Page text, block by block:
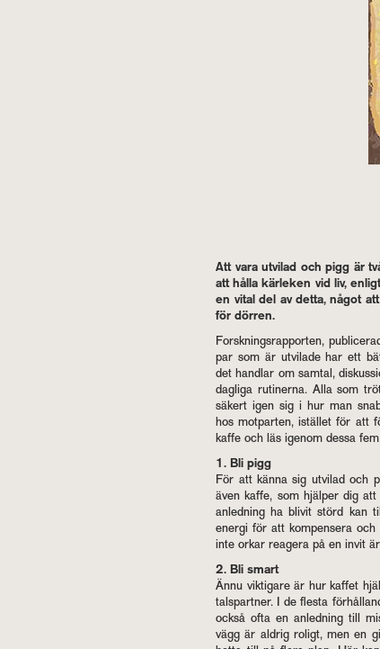
Att vara ut­vi­lad och pigg är
att hålla kär­le­ken vid liv,
en vital del av detta, något
för dör­ren.
Forsk­nings­rap­por­ten,
par som är ut­vi­la­de har ett
det hand­lar om sam­tal,
dag­li­ga ru­ti­ner­na. Alla som
sä­kert igen sig i hur man
hos mot­par­ten, istäl­let för att
kaffe och läs ige­nom dessa
1. Bli pigg
För att känna sig ut­vi­lad och
även kaffe, som hjäl­per dig
an­led­ning ha bli­vit störd kan
ener­gi för att kom­pen­se­ra
inte orkar re­a­ge­ra på en invit
2. Bli smart
Ännu vik­ti­ga­re är hur kaf­fet
tals­part­ner. I de fles­ta
också ofta en an­led­ning till
vägg är ald­rig ro­ligt, men en